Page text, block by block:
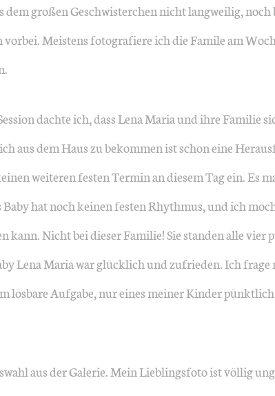
dem großen Geschwisterchen nicht langweilig,
Meistens fotografiere ich die Famile am
dachte ich, dass Lena Maria und ihre Familie
aus dem Haus zu bekommen ist schon eine
weiteren festen Termin an diesem Tag ein. Es
hat noch keinen festen Rhythmus, und ich
kann. Nicht bei dieser Familie! Sie standen alle
Lena Maria war glücklich und zufrieden. Ich frage
lösbare Aufgabe, nur eines meiner Kinder
aus der Galerie. Mein Lieblingsfoto ist völlig